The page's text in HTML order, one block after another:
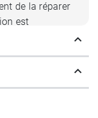
de la réparer
est
Bio qui
Bonne